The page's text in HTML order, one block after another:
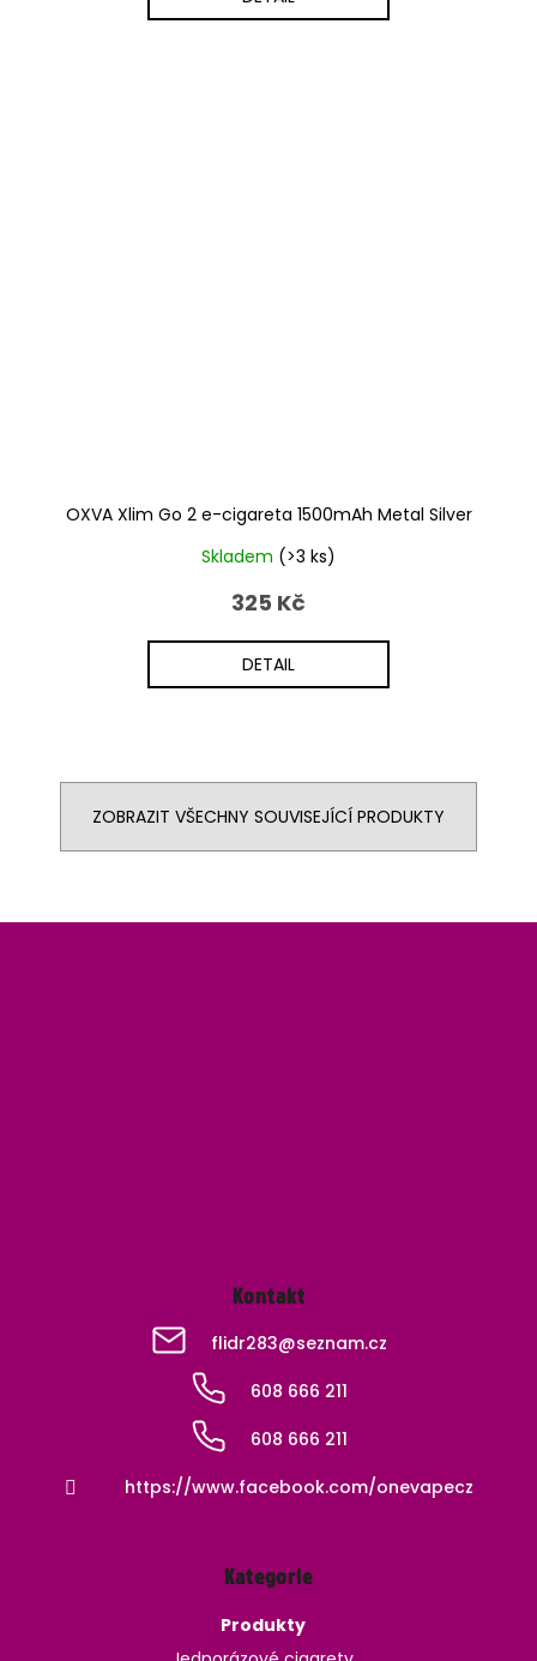
OXVA Xlim Go 2 e-cigareta 1500mAh Metal Silver
Skladem (>3 ks)
325 Kč
DETAIL
ZOBRAZIT VŠECHNY SOUVISEJÍCÍ PRODUKTY
Kontakt
flidr283@seznam.cz
608 666 211
608 666 211
https://www.facebook.com/onevapecz
Kategorie
Produkty